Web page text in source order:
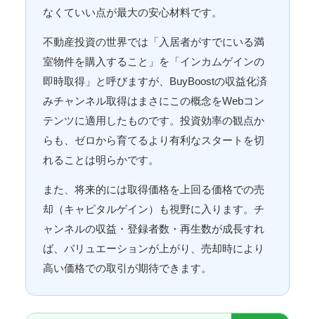
なくていい点が最大の安心材料です。
不動産投資の世界では「入居者がすでにいる満
室物件を購入すること」を「インカムゲインの
即時取得」と呼びますが、BuyBoostの収益化済
みチャンネル取得はまさにこの概念をWebコン
テンツに適用したものです。投資効率の観点か
らも、ゼロから育てるより有利なスタートを切
れることは明らかです。
また、将来的には取得価格を上回る価格での売
却（キャピタルゲイン）も視野に入ります。チ
ャンネルの収益・登録者数・再生数が成長すれ
ば、バリュエーションが上がり、売却時により
高い価格での取引が期待できます。